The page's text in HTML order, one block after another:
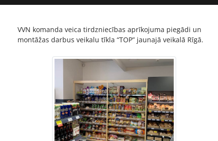
VVN komanda veica tirdzniecības aprīkojuma piegādi un
montāžas darbus veikalu tīkla “TOP” jaunajā veikalā Rīgā.